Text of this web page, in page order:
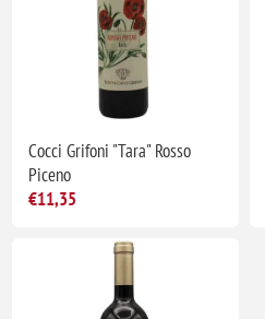
Cocci Grifoni "Tara" Rosso
Piceno
€11,35